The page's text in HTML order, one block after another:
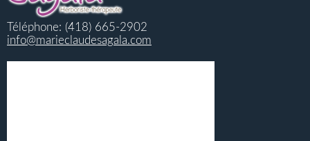
Téléphone: (418) 665-2902
info@marieclaudesagala.com